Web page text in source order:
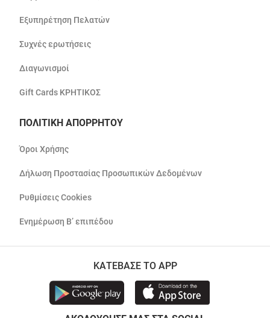
Εξυπηρέτηση Πελατών
Συχνές ερωτήσεις
Διαγωνισμοί
Gift Cards ΚΡΗΤΙΚΟΣ
ΠΟΛΙΤΙΚΗ ΑΠΟΡΡΗΤΟΥ
Όροι Χρήσης
Δήλωση Προστασίας Προσωπικών Δεδομένων
Ρυθμίσεις Cookies
Ενημέρωση Β’ επιπέδου
ΚΑΤΕΒΑΣΕ ΤΟ APP